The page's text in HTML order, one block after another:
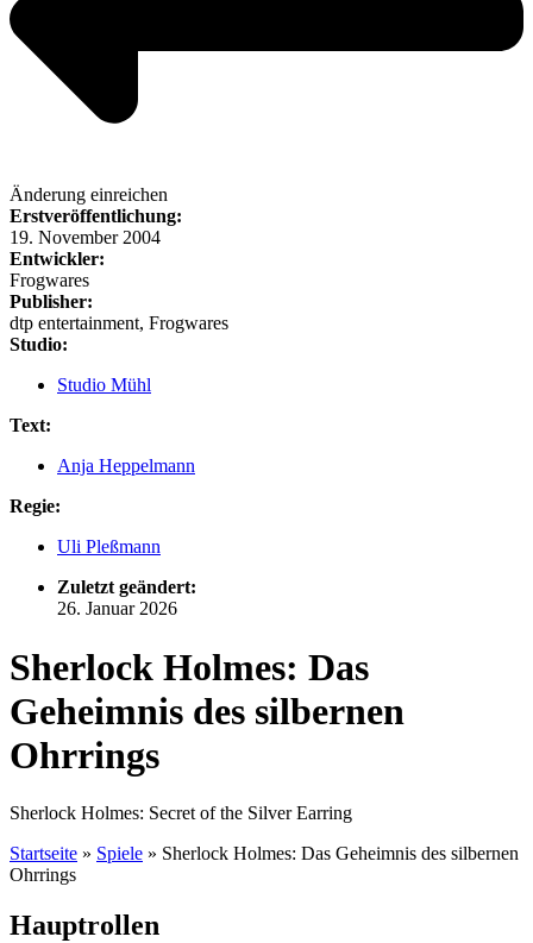
Änderung einreichen
Erstveröffentlichung:
19. November 2004
Entwickler:
Frogwares
Publisher:
dtp entertainment, Frogwares
Studio:
Studio Mühl
Text:
Anja Heppelmann
Regie:
Uli Pleßmann
Zuletzt geändert:
26. Januar 2026
Sherlock Holmes: Das
Geheimnis des silbernen
Ohrrings
Sherlock Holmes: Secret of the Silver Earring
Startseite » Spiele » Sherlock Holmes: Das Geheimnis des silbernen
Ohrrings
Hauptrollen